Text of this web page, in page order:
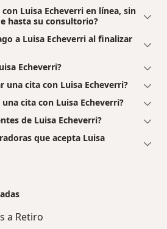
Luisa Echeverri en línea, sin
hasta su consultorio?
a Luisa Echeverri al finalizar
Echeverri?
una cita con Luisa Echeverri?
cita con Luisa Echeverri?
de Luisa Echeverri?
que acepta Luisa
a Retiro